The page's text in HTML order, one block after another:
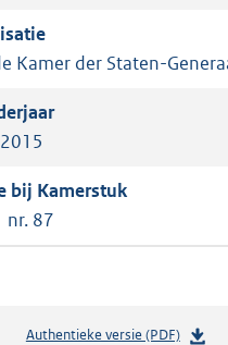
Kamer der Staten-
nr. 87
Authentieke versie (PDF)b